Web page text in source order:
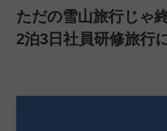
ただの雪山旅行じゃ
2泊3日社員研修旅行